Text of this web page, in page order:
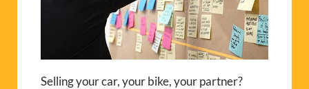
Selling your car, your bike, your partner?